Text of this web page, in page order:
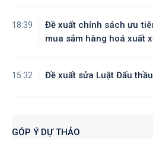
18:39
Đề xuất chính sách ưu
mua sắm hàng hoá xuất
15:32 Đề xuất sửa Luật Đấu thầu
GÓP Ý DỰ THẢO